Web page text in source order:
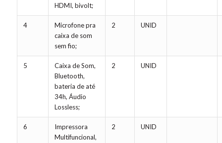
HDMI, bivolt;
4
Microfone pra
caixa de som
sem fio;
2 UNID
5
Caixa de Som,
Bluetooth,
bateria de até
34h, Áudio
Lossless;
2 UNID
6
Impressora
Multifuncional,
2 UNID